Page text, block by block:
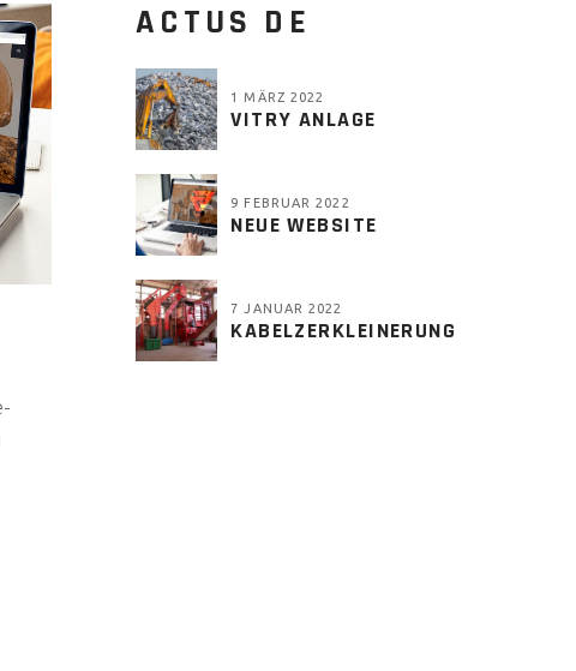
ACTUS DE
1 MÄRZ 2022
VITRY ANLAGE
9 FEBRUAR 2022
NEUE WEBSITE
7 JANUAR 2022
KABELZERKLEINERUNG